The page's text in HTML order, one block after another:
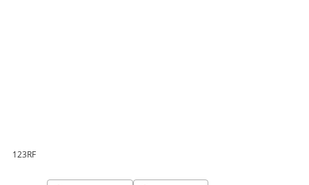
123RF